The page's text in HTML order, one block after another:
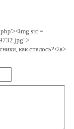
src =
>
как спалось?</a>